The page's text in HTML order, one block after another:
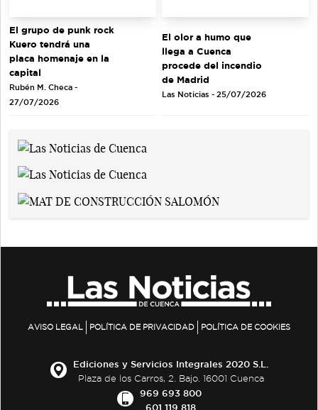
El grupo de punk rock
Kuero tendrá una
placa homenaje en la
capital
Rubén M. Checa -
27/07/2026
El olor a humo que
llega a Cuenca
procede del incendio
de Madrid
Las Noticias - 25/07/2026
AVISO LEGAL POLÍTICA DE PRIVACIDAD POLÍTICA DE COOKIES
Ediciones y Servicios Integrales 2020 S.L.
Plaza de los Carros, 2. Bajo. 16001 Cuenca
969 693 800
601 119 818